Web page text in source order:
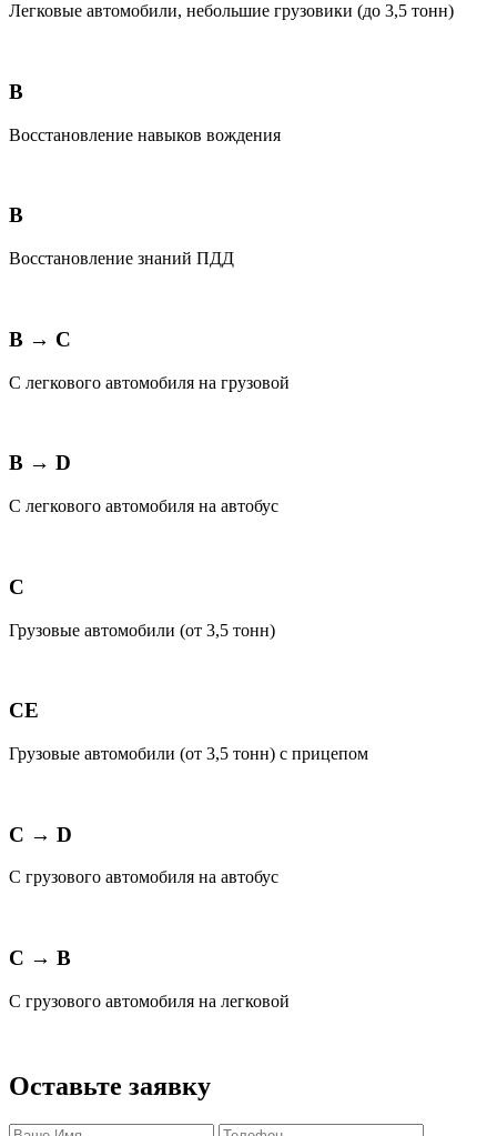
Легковые автомобили, небольшие грузовики (до 3,5 тонн)
В
Восстановление навыков вождения
В
Восстановление знаний ПДД
В → С
С легкового автомобиля на грузовой
В → D
С легкового автомобиля на автобус
C
Грузовые автомобили (от 3,5 тонн)
СЕ
Грузовые автомобили (от 3,5 тонн) с прицепом
С → D
С грузового автомобиля на автобус
C → B
С грузового автомобиля на легковой
Оставьте заявку